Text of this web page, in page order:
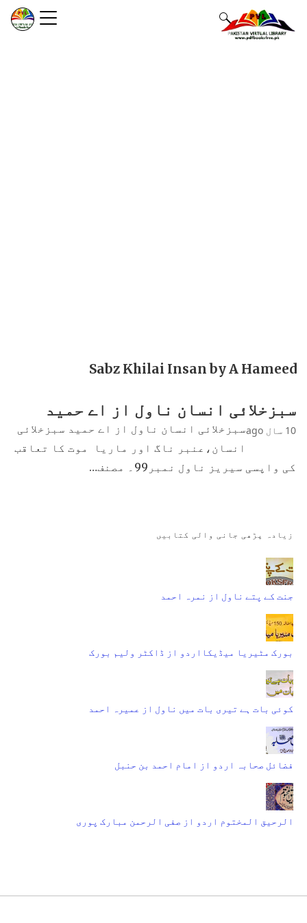
Sabz Khilai Insan by A Hameed
سبزخلائی انسان ناول از اے حمید
10 سال ago
سبزخلائی انسان ناول از اے حمید سبزخلائی
انسان،عنبر ناگ اور ماریا موت کا تعاقب
کی واپسی سیریز ناول نمبر99۔ مصنف…
زیادہ پڑھی جانی والی کتابیں
جنت کے پتے ناول از نمرہ احمد
بورک مٹیریا میڈیکااردو از ڈاکٹر ولیم بورک
کوئی بات ہے تیری بات میں ناول از عمیرہ احمد
فضائل صحابہ اردو از امام احمد بن حنبل
الرحیق المختوم اردو از صفی الرحمن مبارک پوری